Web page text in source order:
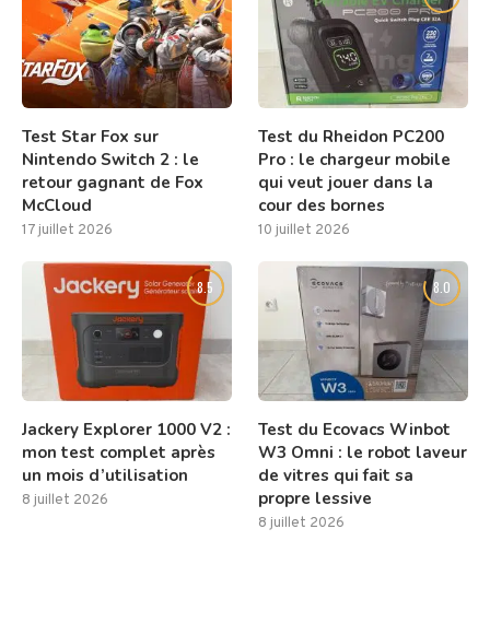
Test Star Fox sur
Nintendo Switch 2 : le
retour gagnant de Fox
McCloud
17 juillet 2026
Test du Rheidon PC200
Pro : le chargeur mobile
qui veut jouer dans la
cour des bornes
10 juillet 2026
8.5
Jackery Explorer 1000 V2 :
mon test complet après
un mois d’utilisation
8 juillet 2026
8.0
Test du Ecovacs Winbot
W3 Omni : le robot laveur
de vitres qui fait sa
propre lessive
8 juillet 2026